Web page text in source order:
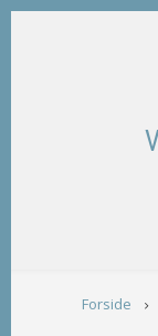
Skip
Forside